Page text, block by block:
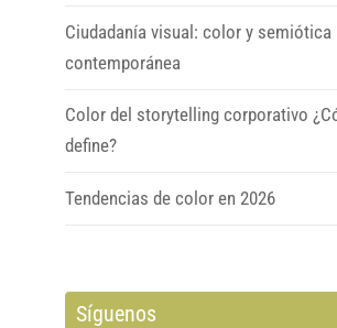
Ciudadanía visual: color y semiótica
contemporánea
Color del storytelling corporativo
define?
Tendencias de color en 2026
Síguenos